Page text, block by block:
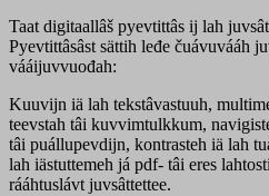
Taat digitaallâš pyevtittâs ij lah
Pyevtittâsâst sättih leđe čuávuvááh
vááijuvvuođah:
Kuuvijn iä lah tekstâvastuuh,
teevstah tâi kuvvimtulkkum,
tâi puállupevdijn, kontrasteh iä lah
lah iästuttemeh já pdf- tâi eres
rááhtuslávt juvsâttettee.